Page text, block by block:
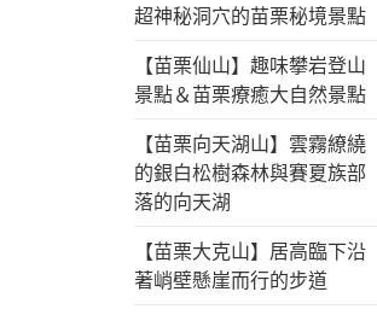
超神秘洞穴的苗栗秘境景點
【苗栗仙山】趣味攀岩登山
景點＆苗栗療癒大自然景點
【苗栗向天湖山】雲霧繚繞
的銀白松樹森林與賽夏族部
落的向天湖
【苗栗大克山】居高臨下沿
著峭壁懸崖而行的步道